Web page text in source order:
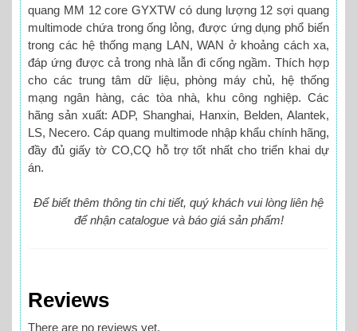
quang MM 12 core GYXTW có dung lượng 12 sợi quang
multimode chứa trong ống lỏng, được ứng dụng phổ biến
trong các hệ thống mạng LAN, WAN ở khoảng cách xa,
đáp ứng được cả trong nhà lẫn đi cống ngầm. Thích hợp
cho các trung tâm dữ liệu, phòng máy chủ, hệ thống
mạng ngân hàng, các tòa nhà, khu công nghiệp. Các
hãng sản xuất: ADP, Shanghai, Hanxin, Belden, Alantek,
LS, Necero. Cáp quang multimode nhập khẩu chính hãng,
đầy đủ giấy tờ CO,CQ hỗ trợ tốt nhất cho triển khai dự
án.
Để biết thêm thông tin chi tiết, quý khách vui lòng liên hệ
để nhận catalogue và báo giá sản phẩm!
Reviews
There are no reviews yet.